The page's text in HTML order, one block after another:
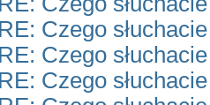
RE: Czego
RE: Czego
RE: Czego